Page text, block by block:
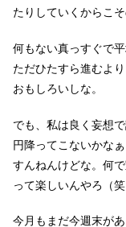
たりしていくからこそ
何もない真っすぐで
ただひたすら進むよ
おもしろいしな。
でも、私は良く妄想
円降ってこないかな
すんねんけどな。何
って楽しいんやろ（笑
今月もまだ今週末が